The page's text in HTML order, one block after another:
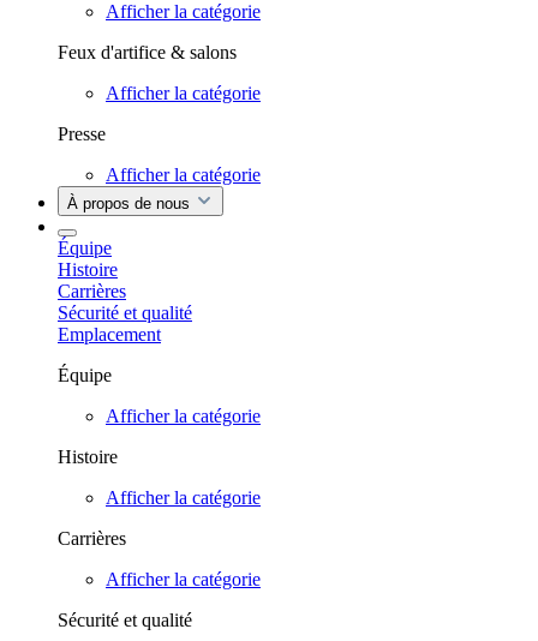
Afficher la catégorie
Feux d'artifice & salons
Afficher la catégorie
Presse
Afficher la catégorie
À propos de nous
Équipe
Histoire
Carrières
Sécurité et qualité
Emplacement
Équipe
Afficher la catégorie
Histoire
Afficher la catégorie
Carrières
Afficher la catégorie
Sécurité et qualité